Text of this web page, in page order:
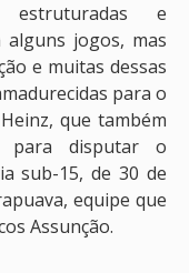
estruturadas e
jogos, mas
e muitas dessas
para o
que também
para disputar o
sub-15, de 30 de
equipe que
Assunção.